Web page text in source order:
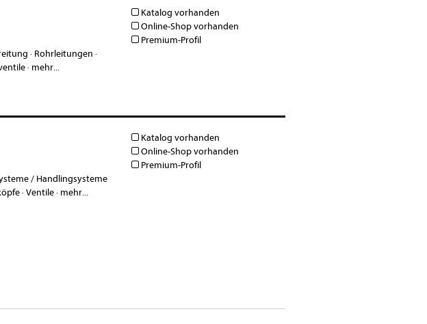
· Rohrleitungen ·
· mehr...
Katalog vorhanden
Online-Shop vorhanden
Premium-Profil
/ Handlingsysteme
·Ventile· mehr...
Katalog vorhanden
Online-Shop vorhanden
Premium-Profil